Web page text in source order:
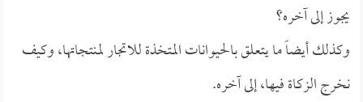
يجوز إلى آخره؟
وكذلك أيضاً ما يتعلق بالحيوانات المتخذة للاتجار لمنتجاتها، وكيف
نخرج الزكاة فيها، إلى آخره.